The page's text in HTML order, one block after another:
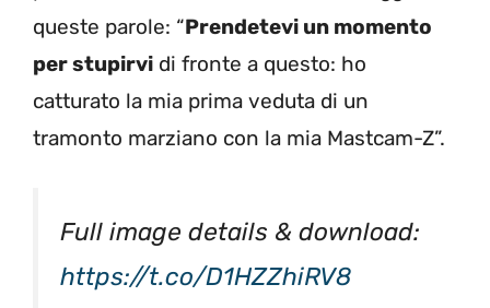
queste parole: “Prendetevi un momento
per stupirvi di fronte a questo: ho
catturato la mia prima veduta di un
tramonto marziano con la mia Mastcam-Z”.
Full image details & download:
https://t.co/D1HZZhiRV8